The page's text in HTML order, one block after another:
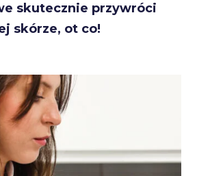
skutecznie przywróci
skórze, ot co!